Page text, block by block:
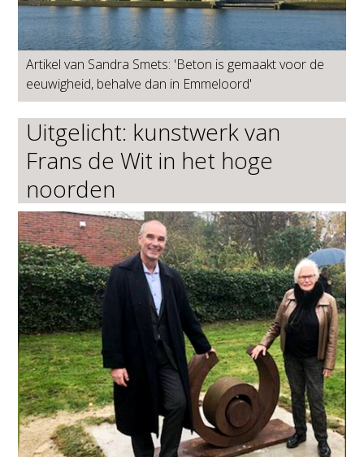
Artikel van Sandra Smets: 'Beton is gemaakt voor de
eeuwigheid, behalve dan in Emmeloord'
Uitgelicht: kunstwerk van
Frans de Wit in het hoge
noorden